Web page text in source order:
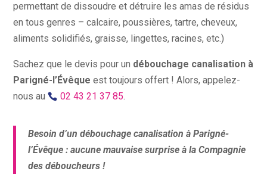
permettant de dissoudre et détruire les amas de résidus
en tous genres – calcaire, poussières, tartre, cheveux,
aliments solidifiés, graisse, lingettes, racines, etc.)
Sachez que le devis pour un débouchage canalisation à
Parigné-l’Évêque est toujours offert ! Alors, appelez-
nous au
02 43 21 37 85.
Besoin d’un débouchage canalisation à Parigné-
l’Évêque : aucune mauvaise surprise à la Compagnie
des déboucheurs !